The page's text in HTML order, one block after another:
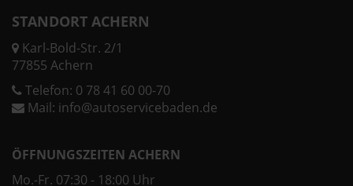
STANDORT ACHERN
Karl-Bold-Str. 2/1
77855 Achern
Telefon: 0 78 41 60 00-70
Mail: info@autoservicebaden.de
ÖFFNUNGSZEITEN ACHERN
Mo.-Fr. 07:30 - 18:00 Uhr